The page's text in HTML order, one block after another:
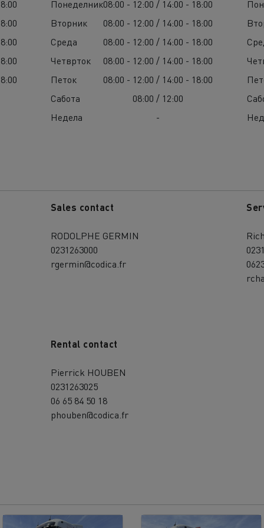
Понеделник08:00 - 12:00 / 14:00 - 18:00
Вторник
08:00 - 12:00 / 14:00 - 18:00
Среда
08:00 - 12:00 / 14:00 - 18:00
Четврток
08:00 - 12:00 / 14:00 - 18:00
Петок
08:00 - 12:00 / 14:00 - 18:00
Сабота
08:00 / 12:00
Недела
-
Sales contact
RODOLPHE GERMIN
0231263000
rgermin@codica.fr
Rental contact
Pierrick HOUBEN
0231263025
06 65 84 50 18
phouben@codica.fr